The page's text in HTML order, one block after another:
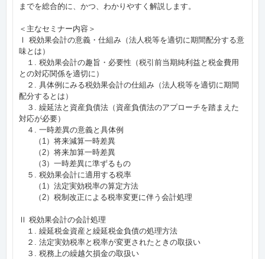
までを総合的に、かつ、わかりやすく解説します。
＜主なセミナー内容＞
Ⅰ 税効果会計の意義・仕組み（法人税等を適切に期間配分する意
味とは）
１. 税効果会計の趣旨・必要性（税引前当期純利益と税金費用
との対応関係を適切に）
２. 具体例にみる税効果会計の仕組み（法人税等を適切に期間
配分するとは）
３. 繰延法と資産負債法（資産負債法のアプローチを踏まえた
対応が必要）
４. 一時差異の意義と具体例
（1）将来減算一時差異
（2）将来加算一時差異
（3）一時差異に準ずるもの
５. 税効果会計に適用する税率
（1）法定実効税率の算定方法
（2）税制改正による税率変更に伴う会計処理
Ⅱ 税効果会計の会計処理
１. 繰延税金資産と繰延税金負債の処理方法
２. 法定実効税率と税率が変更されたときの取扱い
３. 税務上の繰越欠損金の取扱い